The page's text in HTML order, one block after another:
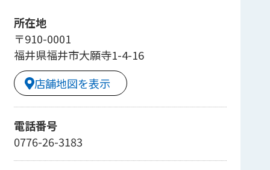
所在地
〒910-0001
福井県福井市大願寺1-4-16
店舗地図を表示
電話番号
0776-26-3183